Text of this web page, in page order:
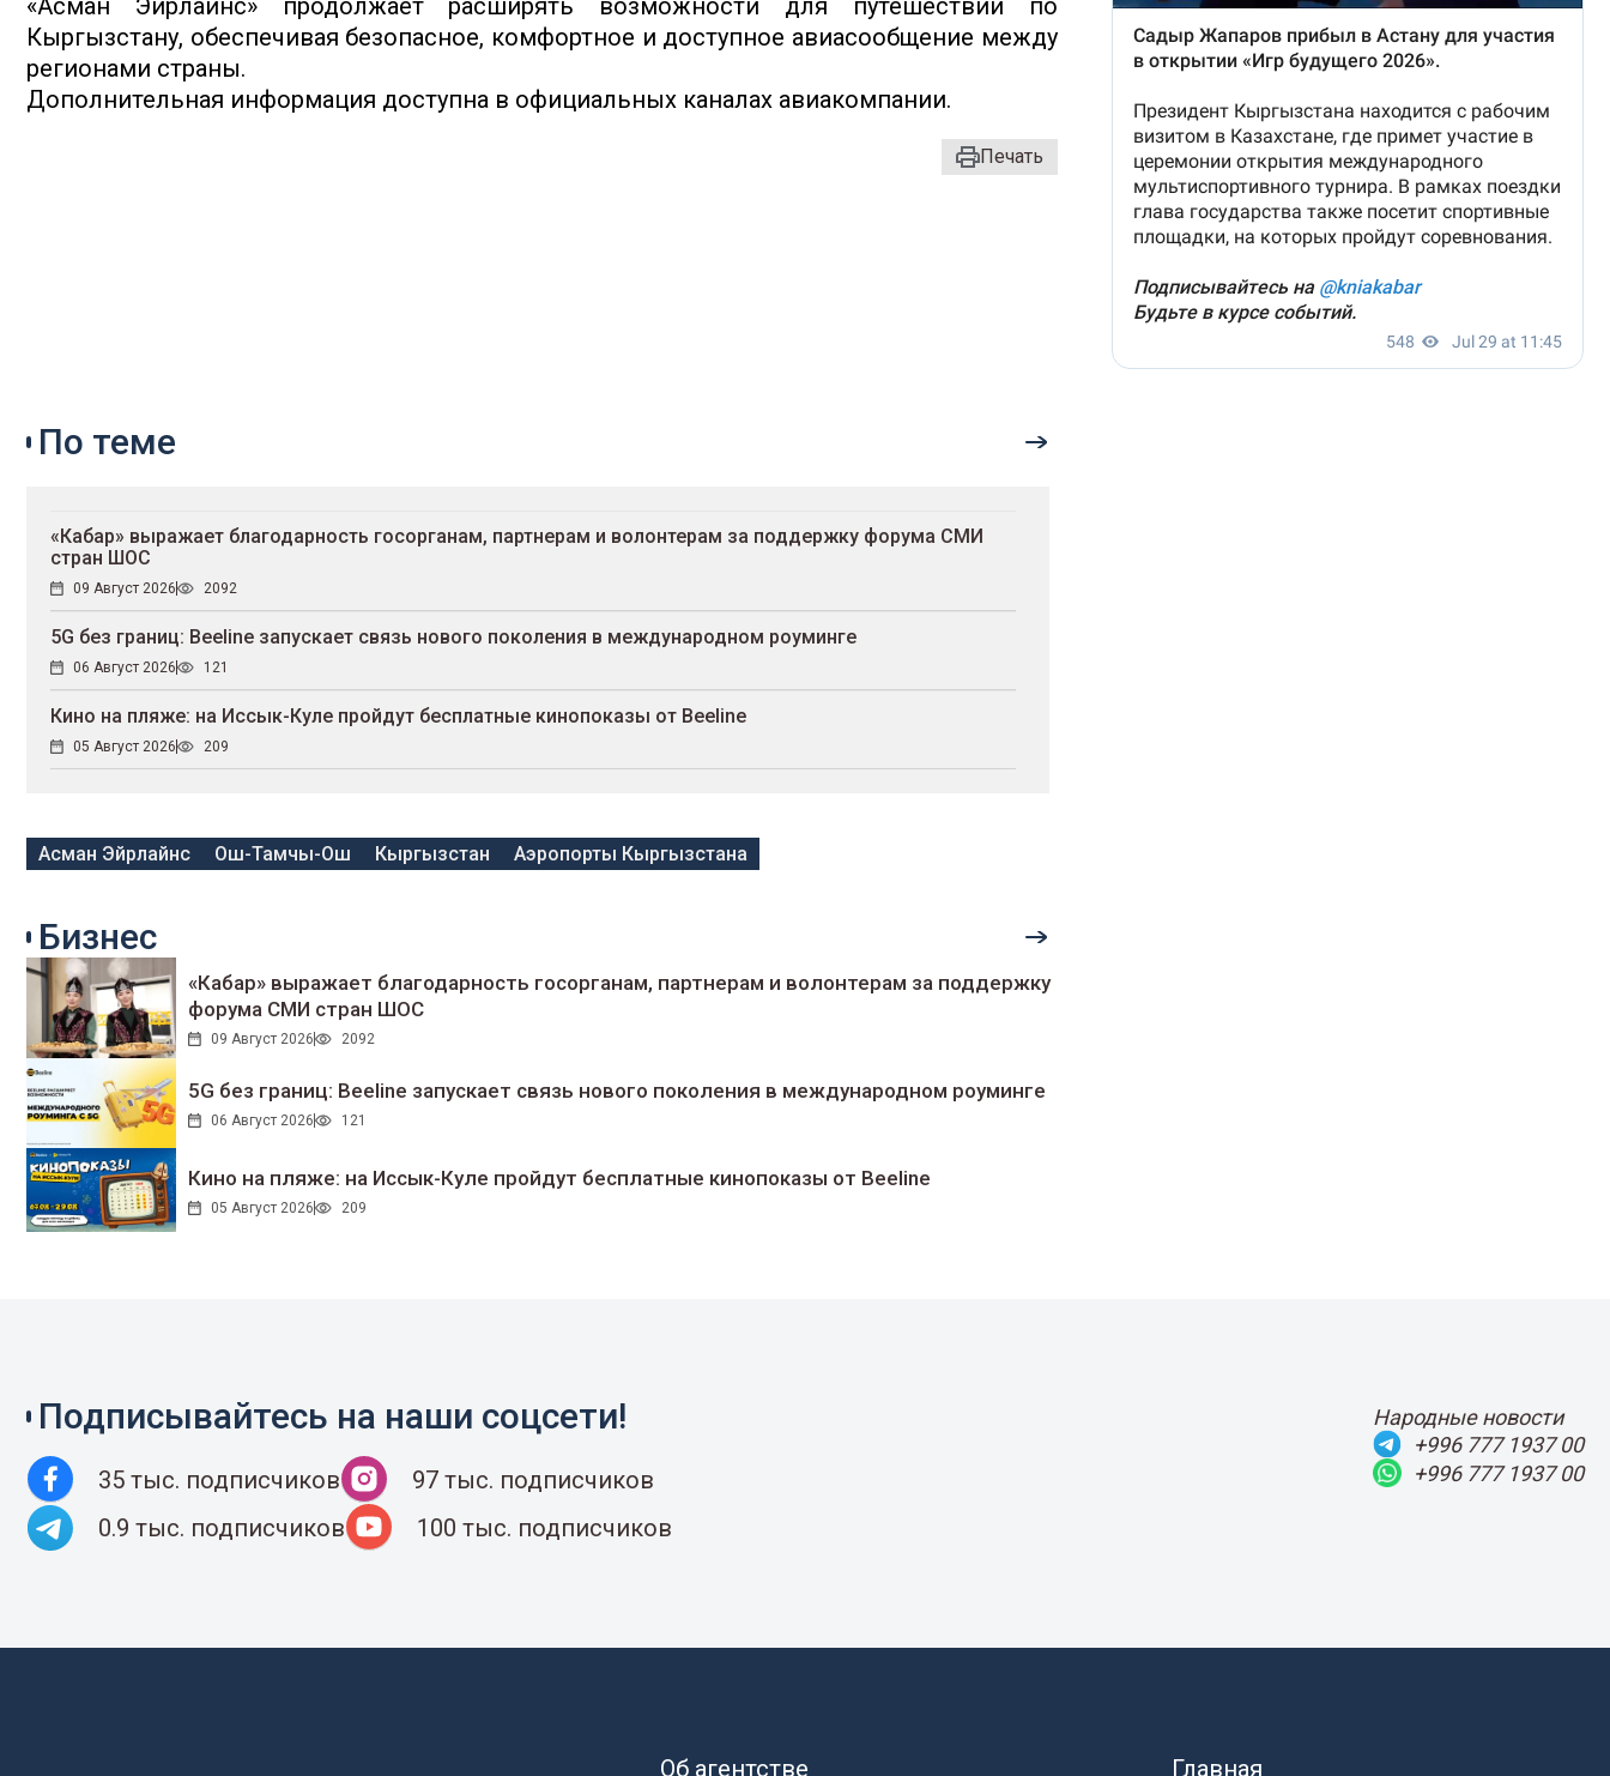
«Асман Эйрлайнс» продолжает расширять возможности для путешествий по
Кыргызстану, обеспечивая безопасное, комфортное и доступное авиасообщение между
регионами страны.
Дополнительная информация доступна в официальных каналах авиакомпании.
Печать
По теме
«Кабар» выражает благодарность госорганам, партнерам и волонтерам за поддержку форума СМИ
стран ШОС
09 Август 2026 2092
5G без границ: Beeline запускает связь нового поколения в международном роуминге
06 Август 2026 121
Кино на пляже: на Иссык-Куле пройдут беcплатные кинопоказы от Beeline
05 Август 2026 209
Асман Эйрлайнс Ош-Тамчы-Ош Кыргызстан Аэропорты Кыргызстана
Бизнес
«Кабар» выражает благодарность госорганам, партнерам и волонтерам за поддержку
форума СМИ стран ШОС
09 Август 2026 2092
5G без границ: Beeline запускает связь нового поколения в международном роуминге
06 Август 2026 121
Кино на пляже: на Иссык-Куле пройдут беcплатные кинопоказы от Beeline
05 Август 2026 209
Подписывайтесь на наши соцсети!
35 тыс. подписчиков
97 тыс. подписчиков
0.9 тыс. подписчиков
100 тыс. подписчиков
Народные новости
+996 777 1937 00
+996 777 1937 00
Об агентстве Главная